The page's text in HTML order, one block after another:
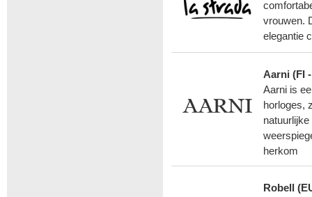
vrouwen.
elegantie
Aarni (FI
Aarni is
horloges,
herkom
Robell